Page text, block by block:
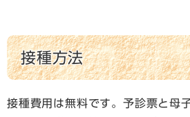
接種方法
接種費用は無料です。予診票と母